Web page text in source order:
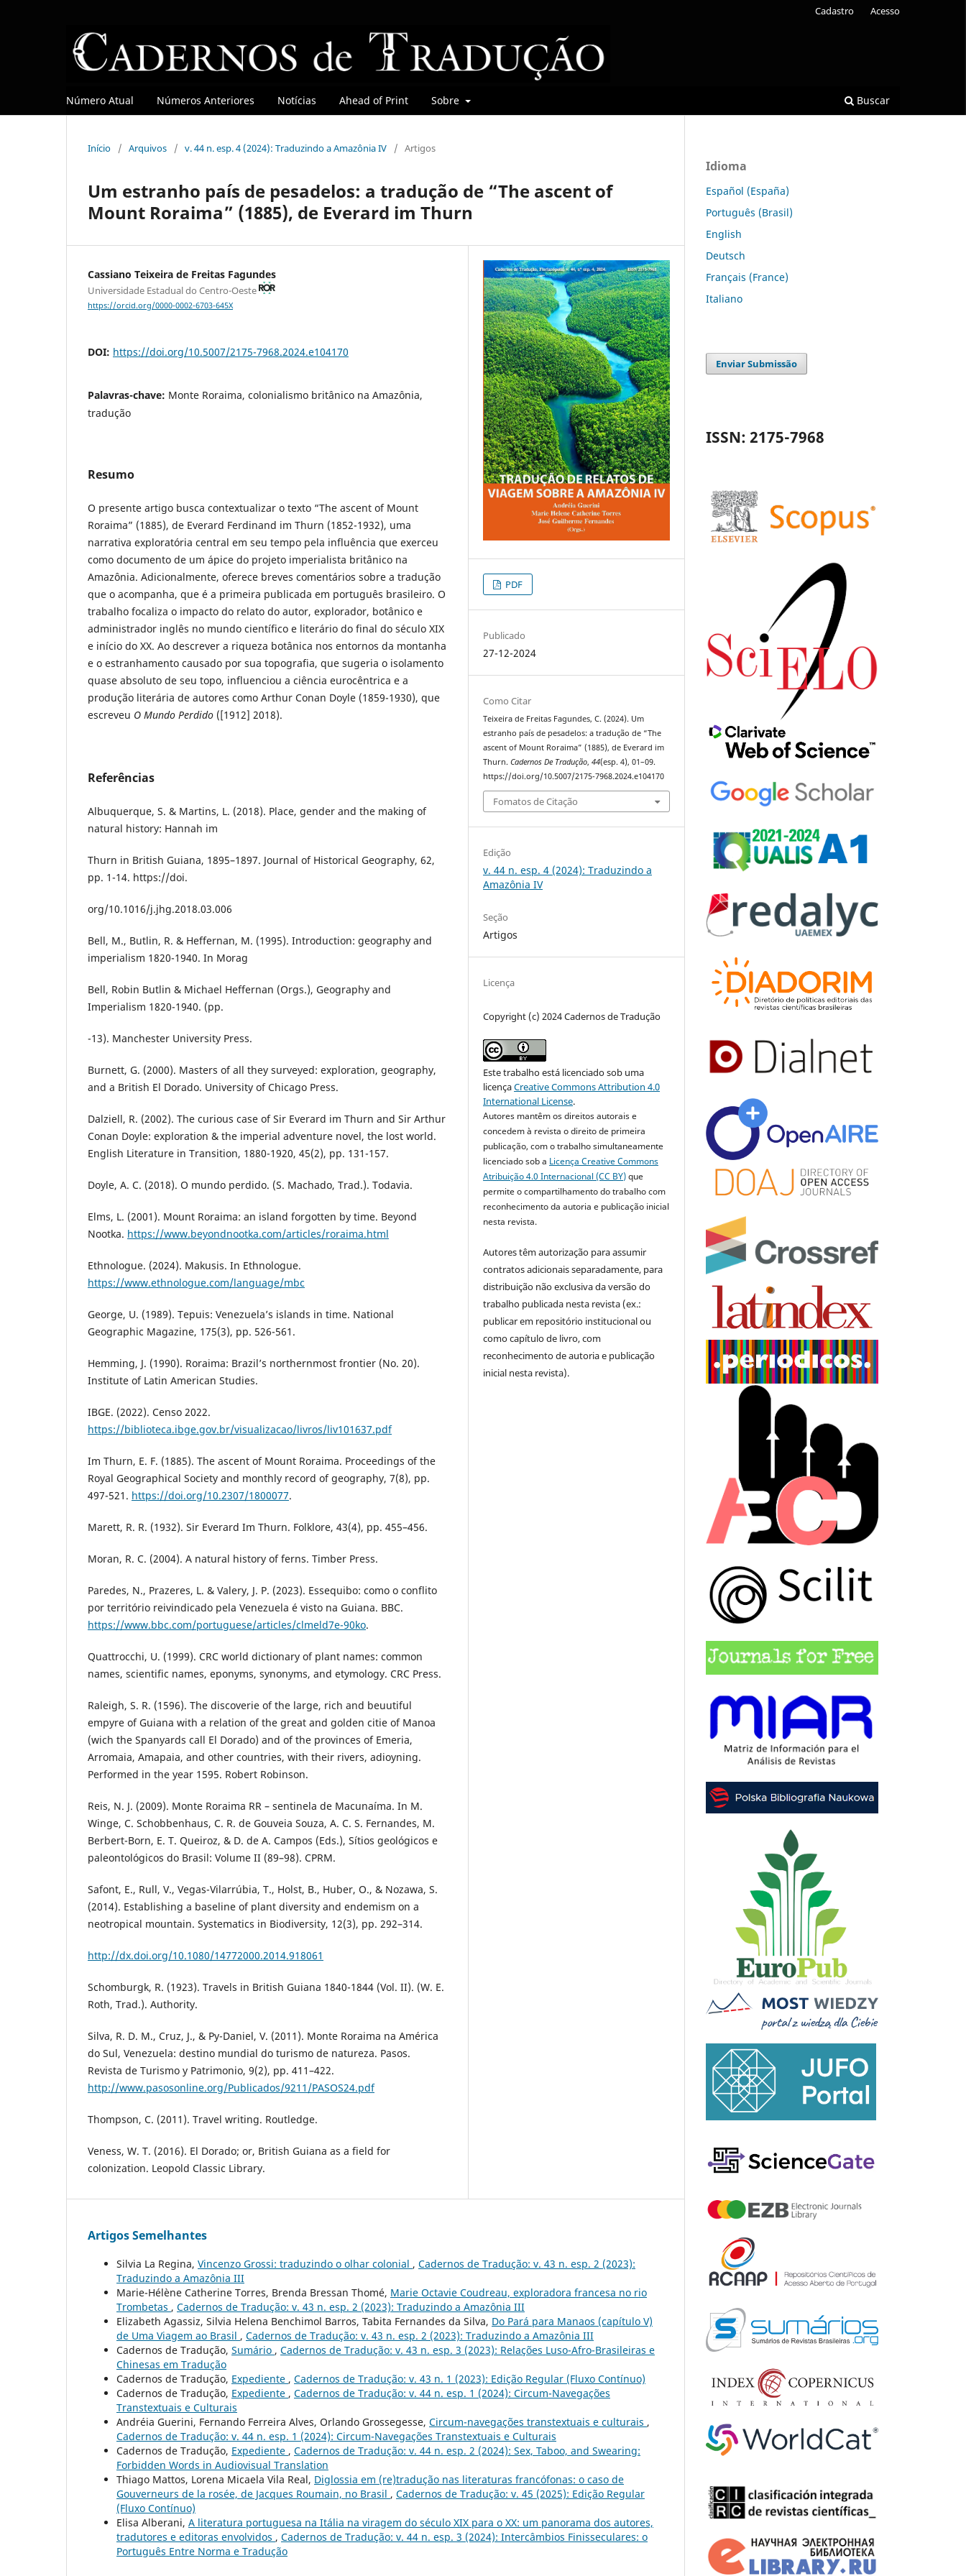
Número Atual Números Anteriores Notícias Ahead of Print Sobre Buscar
Cadastro Acesso
Início / Arquivos / v. 44 n. esp. 4 (2024): Traduzindo a Amazônia IV / Artigos
Um estranho país de pesadelos: a tradução de “The ascent of
Mount Roraima” (1885), de Everard im Thurn
Cassiano Teixeira de Freitas Fagundes
Universidade Estadual do Centro-Oeste
https://orcid.org/0000-0002-6703-645X
DOI: https://doi.org/10.5007/2175-7968.2024.e104170
Palavras-chave: Monte Roraima, colonialismo britânico na Amazônia,
tradução
Resumo
O presente artigo busca contextualizar o texto “The ascent of Mount
Roraima” (1885), de Everard Ferdinand im Thurn (1852-1932), uma
narrativa exploratória central em seu tempo pela influência que exerceu
como documento de um ápice do projeto imperialista britânico na
Amazônia. Adicionalmente, oferece breves comentários sobre a tradução
que o acompanha, que é a primeira publicada em português brasileiro. O
trabalho focaliza o impacto do relato do autor, explorador, botânico e
administrador inglês no mundo científico e literário do final do século XIX
e início do XX. Ao descrever a riqueza botânica nos entornos da montanha
e o estranhamento causado por sua topografia, que sugeria o isolamento
quase absoluto de seu topo, influenciou a ciência eurocêntrica e a
produção literária de autores como Arthur Conan Doyle (1859-1930), que
escreveu O Mundo Perdido ([1912] 2018).
Referências
Albuquerque, S. & Martins, L. (2018). Place, gender and the making of
natural history: Hannah im
Thurn in British Guiana, 1895–1897. Journal of Historical Geography, 62,
pp. 1-14. https://doi.
org/10.1016/j.jhg.2018.03.006
Bell, M., Butlin, R. & Heffernan, M. (1995). Introduction: geography and
imperialism 1820-1940. In Morag
Bell, Robin Butlin & Michael Heffernan (Orgs.), Geography and
Imperialism 1820-1940. (pp.
-13). Manchester University Press.
Burnett, G. (2000). Masters of all they surveyed: exploration, geography,
and a British El Dorado. University of Chicago Press.
Dalziell, R. (2002). The curious case of Sir Everard im Thurn and Sir Arthur
Conan Doyle: exploration & the imperial adventure novel, the lost world.
English Literature in Transition, 1880-1920, 45(2), pp. 131-157.
Doyle, A. C. (2018). O mundo perdido. (S. Machado, Trad.). Todavia.
Elms, L. (2001). Mount Roraima: an island forgotten by time. Beyond
Nootka. https://www.beyondnootka.com/articles/roraima.html
Ethnologue. (2024). Makusis. In Ethnologue.
https://www.ethnologue.com/language/mbc
George, U. (1989). Tepuis: Venezuela’s islands in time. National
Geographic Magazine, 175(3), pp. 526-561.
Hemming, J. (1990). Roraima: Brazil’s northernmost frontier (No. 20).
Institute of Latin American Studies.
IBGE. (2022). Censo 2022.
https://biblioteca.ibge.gov.br/visualizacao/livros/liv101637.pdf
Im Thurn, E. F. (1885). The ascent of Mount Roraima. Proceedings of the
Royal Geographical Society and monthly record of geography, 7(8), pp.
497-521. https://doi.org/10.2307/1800077.
Marett, R. R. (1932). Sir Everard Im Thurn. Folklore, 43(4), pp. 455–456.
Moran, R. C. (2004). A natural history of ferns. Timber Press.
Paredes, N., Prazeres, L. & Valery, J. P. (2023). Essequibo: como o conflito
por território reivindicado pela Venezuela é visto na Guiana. BBC.
https://www.bbc.com/portuguese/articles/clmeld7e-90ko.
Quattrocchi, U. (1999). CRC world dictionary of plant names: common
names, scientific names, eponyms, synonyms, and etymology. CRC Press.
Raleigh, S. R. (1596). The discoverie of the large, rich and beuutiful
empyre of Guiana with a relation of the great and golden citie of Manoa
(wich the Spanyards call El Dorado) and of the provinces of Emeria,
Arromaia, Amapaia, and other countries, with their rivers, adioyning.
Performed in the year 1595. Robert Robinson.
Reis, N. J. (2009). Monte Roraima RR – sentinela de Macunaíma. In M.
Winge, C. Schobbenhaus, C. R. de Gouveia Souza, A. C. S. Fernandes, M.
Berbert-Born, E. T. Queiroz, & D. de A. Campos (Eds.), Sítios geológicos e
paleontológicos do Brasil: Volume II (89–98). CPRM.
Safont, E., Rull, V., Vegas-Vilarrúbia, T., Holst, B., Huber, O., & Nozawa, S.
(2014). Establishing a baseline of plant diversity and endemism on a
neotropical mountain. Systematics in Biodiversity, 12(3), pp. 292–314.
http://dx.doi.org/10.1080/14772000.2014.918061
Schomburgk, R. (1923). Travels in British Guiana 1840-1844 (Vol. II). (W. E.
Roth, Trad.). Authority.
Silva, R. D. M., Cruz, J., & Py-Daniel, V. (2011). Monte Roraima na América
do Sul, Venezuela: destino mundial do turismo de natureza. Pasos.
Revista de Turismo y Patrimonio, 9(2), pp. 411–422.
http://www.pasosonline.org/Publicados/9211/PASOS24.pdf
Thompson, C. (2011). Travel writing. Routledge.
Veness, W. T. (2016). El Dorado; or, British Guiana as a field for
colonization. Leopold Classic Library.
PDF
Publicado
27-12-2024
Como Citar
Teixeira de Freitas Fagundes, C. (2024). Um
estranho país de pesadelos: a tradução de “The
ascent of Mount Roraima” (1885), de Everard im
Thurn.Cadernos De Tradução,44(esp. 4), 01–09.
https://doi.org/10.5007/2175-7968.2024.e104170
Fomatos de Citação
Edição
v. 44 n. esp. 4 (2024): Traduzindo a
Amazônia IV
Seção
Artigos
Licença
Copyright (c) 2024 Cadernos de Tradução
Este trabalho está licenciado sob uma
licençaCreative Commons Attribution 4.0
International License.
Autores mantêm os direitos autorais e
concedem à revista o direito de primeira
publicação, com o trabalho simultaneamente
licenciado sob a Licença Creative Commons
Atribuição 4.0 Internacional (CC BY)que
permite o compartilhamento do trabalho com
reconhecimento da autoria e publicação inicial
nesta revista.
Autores têm autorização para assumir
contratos adicionais separadamente, para
distribuição não exclusiva da versão do
trabalho publicada nesta revista (ex.:
publicar em repositório institucional ou
como capítulo de livro, com
reconhecimento de autoria e publicação
inicial nesta revista).
Artigos Semelhantes
Silvia La Regina, Vincenzo Grossi: traduzindo o olhar colonial , Cadernos de Tradução: v. 43 n. esp. 2 (2023):
Traduzindo a Amazônia III
Marie-Hélène Catherine Torres, Brenda Bressan Thomé, Marie Octavie Coudreau, exploradora francesa no rio
Trombetas , Cadernos de Tradução: v. 43 n. esp. 2 (2023): Traduzindo a Amazônia III
Elizabeth Agassiz, Silvia Helena Benchimol Barros, Tabita Fernandes da Silva, Do Pará para Manaos (capítulo V)
de Uma Viagem ao Brasil , Cadernos de Tradução: v. 43 n. esp. 2 (2023): Traduzindo a Amazônia III
Cadernos de Tradução, Sumário , Cadernos de Tradução: v. 43 n. esp. 3 (2023): Relações Luso-Afro-Brasileiras e
Chinesas em Tradução
Cadernos de Tradução, Expediente , Cadernos de Tradução: v. 43 n. 1 (2023): Edição Regular (Fluxo Contínuo)
Cadernos de Tradução, Expediente , Cadernos de Tradução: v. 44 n. esp. 1 (2024): Circum-Navegações
Transtextuais e Culturais
Andréia Guerini, Fernando Ferreira Alves, Orlando Grossegesse, Circum-navegações transtextuais e culturais ,
Cadernos de Tradução: v. 44 n. esp. 1 (2024): Circum-Navegações Transtextuais e Culturais
Cadernos de Tradução, Expediente , Cadernos de Tradução: v. 44 n. esp. 2 (2024): Sex, Taboo, and Swearing:
Forbidden Words in Audiovisual Translation
Thiago Mattos, Lorena Micaela Vila Real, Diglossia em (re)tradução nas literaturas francófonas: o caso de
Gouverneurs de la rosée, de Jacques Roumain, no Brasil , Cadernos de Tradução: v. 45 (2025): Edição Regular
(Fluxo Contínuo)
Elisa Alberani, A literatura portuguesa na Itália na viragem do século XIX para o XX: um panorama dos autores,
tradutores e editoras envolvidos , Cadernos de Tradução: v. 44 n. esp. 3 (2024): Intercâmbios Finisseculares: o
Português Entre Norma e Tradução
Idioma
Español (España)
Português (Brasil)
English
Deutsch
Français (France)
Italiano
Enviar Submissão
ISSN: 2175-7968